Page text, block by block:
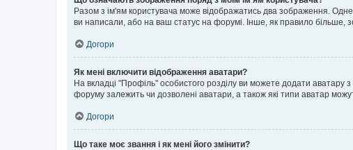
Разом з ім'ям користувача може відображатись два зображення. Одне
ви написали, або на ваш статус на форумі. Інше, як правило більше,
Догори
Як мені включити відображення аватари?
На вкладці "Профіль" особистого розділу ви можете додати аватару
форуму залежить чи дозволені аватари, а також які типи аватар
Догори
Що таке моє звання і як мені його змінити?